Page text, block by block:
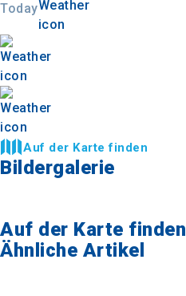
Today
Auf der Karte finden
Bildergalerie
Auf der Karte finden
Ähnliche Artikel